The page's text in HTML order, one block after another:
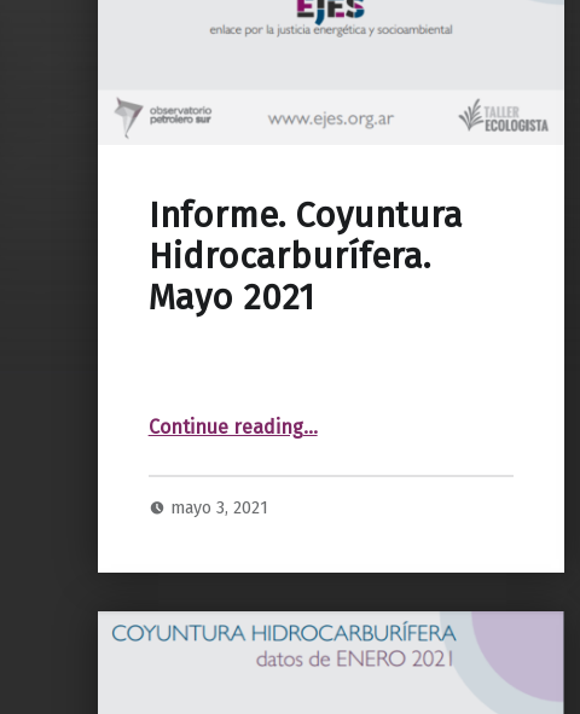
Informe. Coyuntura
Hidrocarburífera.
Mayo 2021
Continue reading“Informe. Coyuntura Hidrocarburífera. Mayo 2021”
…
mayo 3, 2021